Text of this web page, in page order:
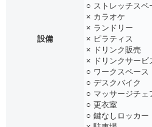
設備
○ ストレッチスペ
× カラオケ
× ランドリー
× ピラティス
× ドリンク販売
× ドリンクサービ
○ ワークスペース
○ デスクバイク
○ マッサージチェ
○ 更衣室
○ 鍵なしロッカー